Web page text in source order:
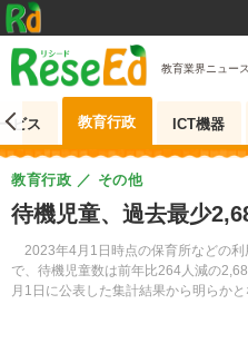
教育業界ニュース
ビス 教育行政 ICT機器
待機児童、過去最少
2023年4月1日時点の保育所などの
で、待機児童数は前年比264人減の
月1日に公表した集計結果から明らかと
教育行政 その他